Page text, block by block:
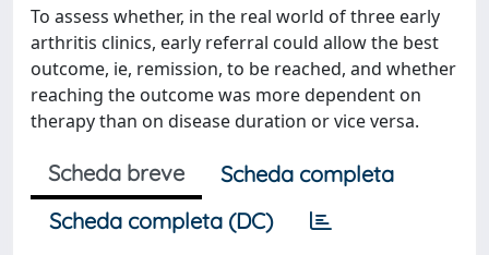
To assess whether, in the real world of three early
arthritis clinics, early referral could allow the best
outcome, ie, remission, to be reached, and whether
reaching the outcome was more dependent on
therapy than on disease duration or vice versa.
Scheda breve
Scheda completa
Scheda completa (DC)